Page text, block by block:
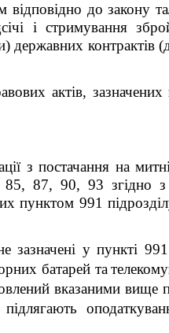
до закону
і стримування
державних контрактів
актів,
з постачання на
85, 87, 90, 93
пунктом 991
зазначені у пункті 991
батарей та
вказаними вище